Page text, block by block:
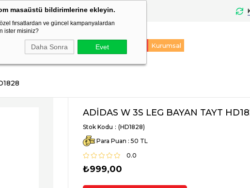
masaüstü bildirimlerine ekleyin.
fırsatlardan ve güncel kampanyalardan
ister misiniz?
Daha Sonra Evet
SİPARİŞLER AYNI GÜN KARGODA!
Spor Malzemeleri Takım Sporları Kurumsal
ADİDAS W 3S LEG BAYAN TAYT
Stok Kodu
(HD1828)
Para Puan : 50
0.0
₺999,00